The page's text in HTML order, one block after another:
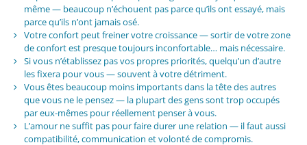
même — beaucoup n’échouent pas parce qu’ils ont essayé, mais
parce qu’ils n’ont jamais osé.
Votre confort peut freiner votre croissance — sortir de votre zone
de confort est presque toujours inconfortable… mais nécessaire.
Si vous n’établissez pas vos propres priorités, quelqu’un d’autre
les fixera pour vous — souvent à votre détriment.
Vous êtes beaucoup moins importants dans la tête des autres
que vous ne le pensez — la plupart des gens sont trop occupés
par eux-mêmes pour réellement penser à vous.
L’amour ne suffit pas pour faire durer une relation — il faut aussi
compatibilité, communication et volonté de compromis.